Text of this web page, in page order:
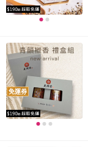
免運券